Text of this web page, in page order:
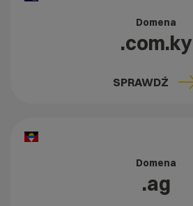
Domena
.com.ky
SPRAWDŹ
Domena
.ag